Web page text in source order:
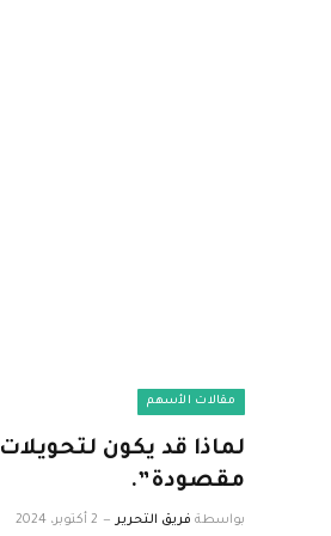
مقالات الأسهم
مقصودة”.
بواسطة فريق التحرير 2 أكتوبر، 2024